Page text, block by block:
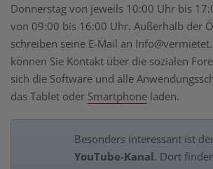
Donnerstag von jeweils 10:00 Uhr bis
von 09:00 bis 16:00 Uhr. Außerhalb der
schreiben seine E-Mail an
können Sie Kontakt über die sozialen
sich die Software und alle
das Tablet oder Smartphone laden.
Besonders interessant ist
YouTube-Kanal. Dort